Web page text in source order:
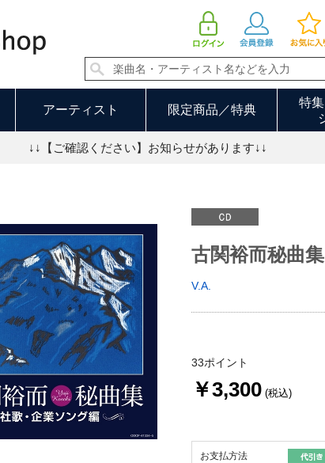
アーティスト 限定商品／特典
特
↓↓【ご確認ください】お知らせがあります↓↓
古関裕而秘曲
V.A.
33ポイント
￥3,300 (税込)
お支払方法